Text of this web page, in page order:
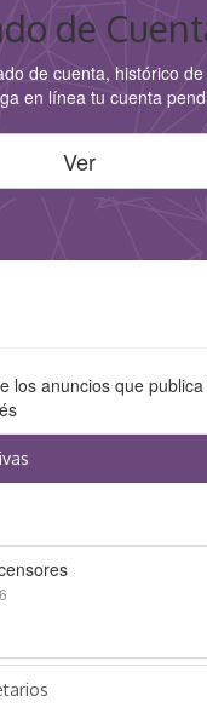
de
de cuenta, histórico
en línea tu cuenta
Ver
los anuncios que